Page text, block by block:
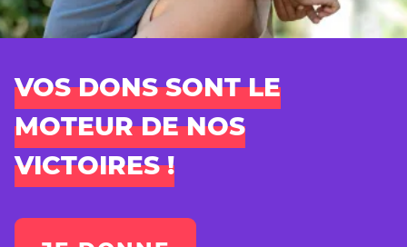
VOS DONS SONT LE
MOTEUR DE NOS
VICTOIRES !